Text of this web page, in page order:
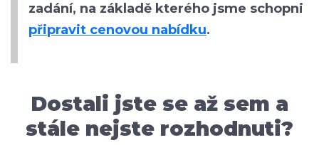
zadání, na základě kterého jsme schopni
připravit cenovou nabídku.
Dostali jste se až sem a
stále nejste rozhodnuti?